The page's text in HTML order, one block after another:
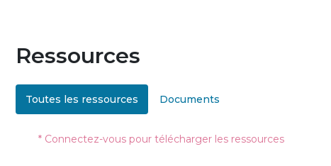
Ressources
Toutes les ressources Documents
* Connectez-vous pour télécharger les ressources